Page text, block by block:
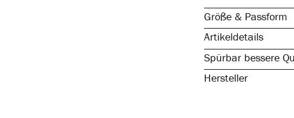
Größe & Passform
Artikeldetails
Spürbar bessere
Hersteller